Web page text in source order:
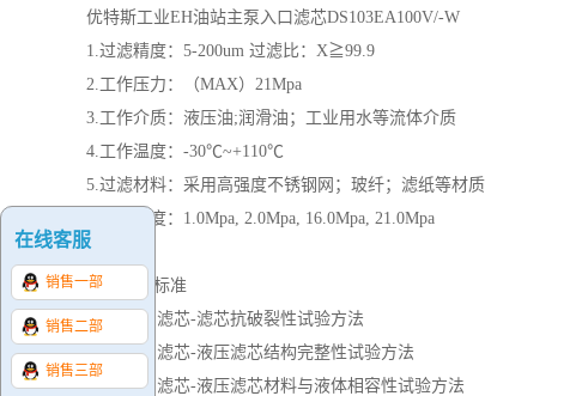
优特斯工业EH油站主泵入口滤芯DS103EA100V/-W
1.过滤精度：5-200um 过滤比：X≧99.9
2.工作压力：（MAX）21Mpa
3.工作介质：液压油;润滑油；工业用水等流体介质
4.工作温度：-30℃~+110℃
5.过滤材料：采用高强度不锈钢网；玻纤；滤纸等材质
6.结构强度：1.0Mpa, 2.0Mpa, 16.0Mpa, 21.0Mpa
质量测试标准
ISO 2941 滤芯-滤芯抗破裂性试验方法
ISO 2942 滤芯-液压滤芯结构完整性试验方法
ISO 2943 滤芯-液压滤芯材料与液体相容性试验方法
在线客服
销售一部
销售二部
销售三部